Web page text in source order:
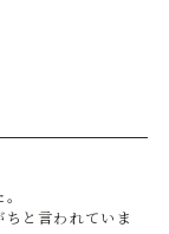
と言われていま